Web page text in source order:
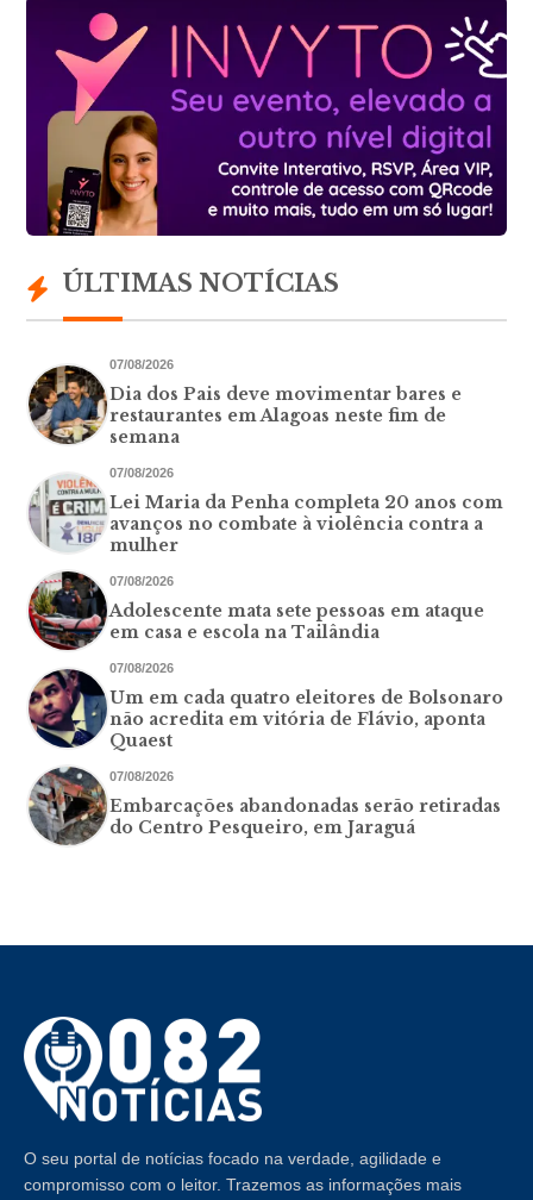
ÚLTIMAS NOTÍCIAS
07/08/2026
Dia dos Pais deve movimentar bares e
restaurantes em Alagoas neste fim de
semana
07/08/2026
Lei Maria da Penha completa 20 anos com
avanços no combate à violência contra a
mulher
07/08/2026
Adolescente mata sete pessoas em ataque
em casa e escola na Tailândia
07/08/2026
Um em cada quatro eleitores de Bolsonaro
não acredita em vitória de Flávio, aponta
Quaest
07/08/2026
Embarcações abandonadas serão retiradas
do Centro Pesqueiro, em Jaraguá
O seu portal de notícias focado na verdade, agilidade e
compromisso com o leitor. Trazemos as informações mais